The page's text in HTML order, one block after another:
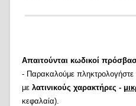
Απαιτούνται κωδικοί
- Παρακαλούμε
με λατινικούς χαρακτήρες -
κεφαλαία).